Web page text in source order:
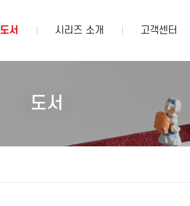
도서 시리즈 소개 고객센터
도서